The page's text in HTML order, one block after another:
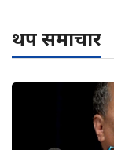
थप समाचार